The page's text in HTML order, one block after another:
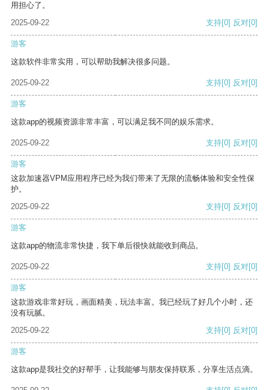
用担心了。
2025-09-22
支持[0] 反对[0]
游客
这款软件非常实用，可以帮助我解决很多问题。
2025-09-22 支持[0] 反对[0]
游客
这款app的视频资源非常丰富，可以满足我不同的娱乐需求。
2025-09-22 支持[0] 反对[0]
游客
这款加速器VPM应用程序已经为我们带来了无限的流畅体验和安全性保
护。
2025-09-22
支持[0] 反对[0]
游客
这款app的物流非常快捷，我下单后很快就能收到商品。
2025-09-22 支持[0] 反对[0]
游客
这款游戏非常好玩，画面精美，玩法丰富。我已经玩了好几个小时，还
没有玩腻。
2025-09-22
支持[0] 反对[0]
游客
这款app是我社交的好帮手，让我能够与朋友保持联系，分享生活点滴。